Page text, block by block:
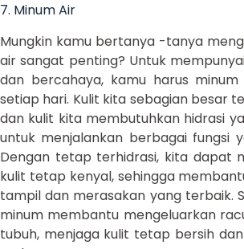
7. Minum Air
Mungkin kamu bertanya -tanya
air sangat penting? Untuk
dan bercahaya, kamu harus
setiap hari. Kulit kita sebagian besar
dan kulit kita membutuhkan hidrasi
untuk menjalankan berbagai fungsi
Dengan tetap terhidrasi, kita dapat
kulit tetap kenyal, sehingga
tampil dan merasakan yang terbaik.
minum membantu mengeluarkan
tubuh, menjaga kulit tetap bersih